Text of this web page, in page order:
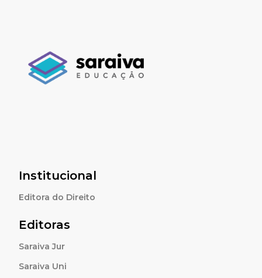
Institucional
Editora do Direito
Editoras
Saraiva Jur
Saraiva Uni